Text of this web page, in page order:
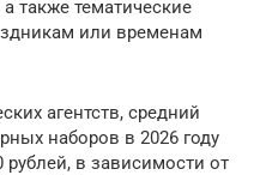
также тематические
или временам
агентств, средний
наборов в 2026 году
рублей, в зависимости от